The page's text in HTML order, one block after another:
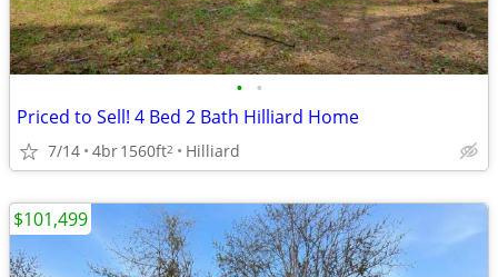
• •
Priced to Sell! 4 Bed 2 Bath Hilliard Home
7/14 4br1560ft2 Hilliard
$101,499